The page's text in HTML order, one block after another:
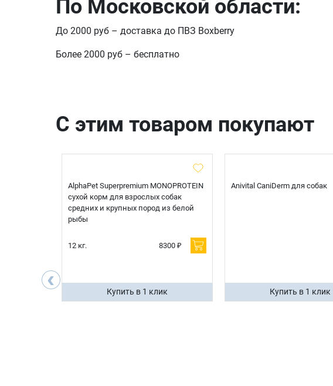
По Московской области:
До 2000 руб – доставка до ПВЗ Boxberry
Более 2000 руб – бесплатно
С этим товаром покупают
‹
AlphaPet Superpremium MONOPROTEIN
сухой корм для взрослых собак
средних и крупных пород из белой
рыбы
12 кг. 8300 ₽
Купить в 1 клик
Anivital CaniDerm для собак
Купить в 1 клик